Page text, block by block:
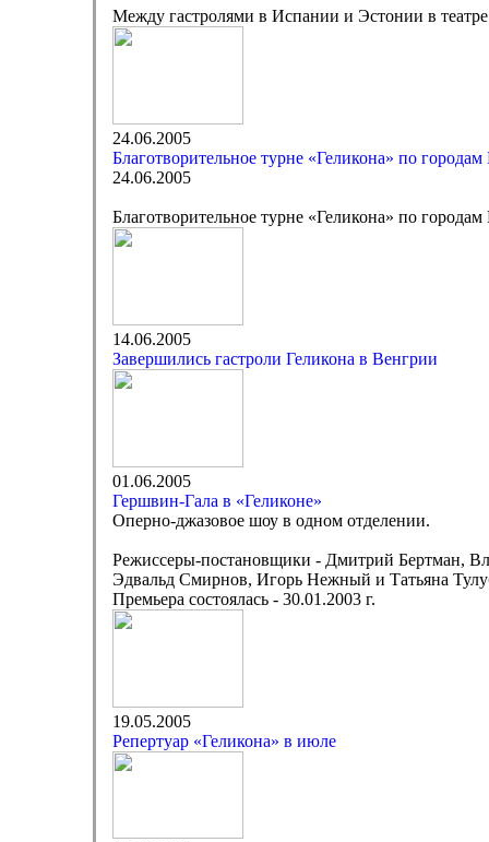
Между гастролями в Испании и Эстонии в
24.06.2005
Благотворительное турне «Геликона» по
24.06.2005
Благотворительное турне «Геликона» по
14.06.2005
Завершились гастроли Геликона в Венгрии
01.06.2005
Гершвин-Гала в «Геликоне»
Оперно-джазовое шоу в одном отделении.
Режиссеры-постановщики - Дмитрий Бертман,
Эдвальд Смирнов, Игорь Нежный и Татьяна
Премьера состоялась - 30.01.2003 г.
19.05.2005
Репертуар «Геликона» в июле